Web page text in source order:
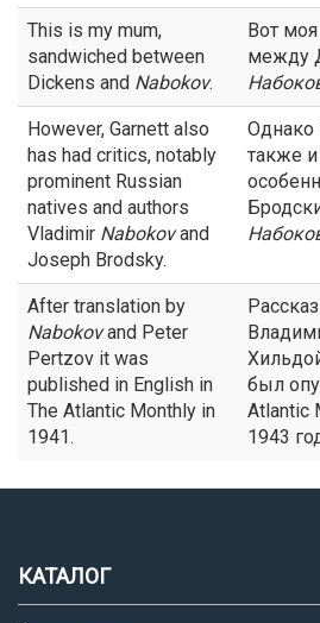
This is my mum,
sandwiched between
Dickens and Nabokov.
Вот
между
However, Garnett also
has had critics, notably
prominent Russian
natives and authors
Vladimir Nabokovand
Joseph Brodsky.
Однако
также
After translation by
Nabokovand Peter
Pertzov it was
published in English in
The Atlantic Monthly in
1941.
был
Atlantic
1943
КАТАЛОГ